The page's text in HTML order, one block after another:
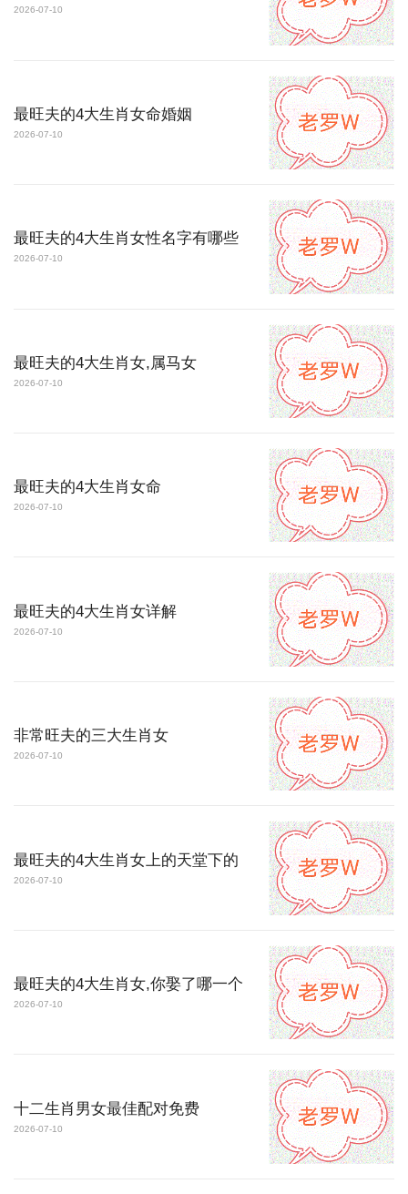
2026-07-10
最旺夫的4大生肖女命婚姻
2026-07-10
最旺夫的4大生肖女性名字有哪些
2026-07-10
最旺夫的4大生肖女,属马女
2026-07-10
最旺夫的4大生肖女命
2026-07-10
最旺夫的4大生肖女详解
2026-07-10
非常旺夫的三大生肖女
2026-07-10
最旺夫的4大生肖女上的天堂下的
2026-07-10
最旺夫的4大生肖女,你娶了哪一个
2026-07-10
十二生肖男女最佳配对免费
2026-07-10